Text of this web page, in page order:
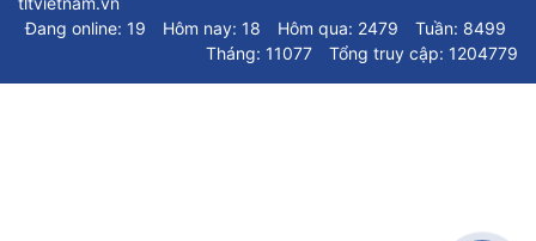
Đang online: 19
Hôm nay: 18 Hôm qua: 2479
Tuần: 8499
Tháng: 11077
Tổng truy cập: 1204779